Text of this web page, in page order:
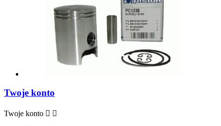
Twoje konto
Twoje konto  